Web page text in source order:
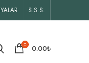
S.S.S.
0 0.00₺